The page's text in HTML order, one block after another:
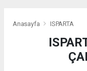
Anasayfa ISPARTA